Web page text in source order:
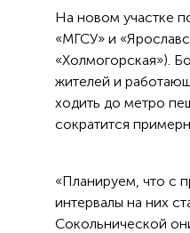
На новом участке
«МГСУ» и
«Холмогорская»).
жителей и
ходить до метро
сократится
«Планируем, что с
интервалы на них
Сокольнической